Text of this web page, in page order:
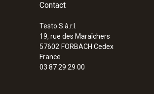
Contact
Testo S.à.r.l.
19, rue des Maraîchers
57602 FORBACH Cedex
France
03 87 29 29 00